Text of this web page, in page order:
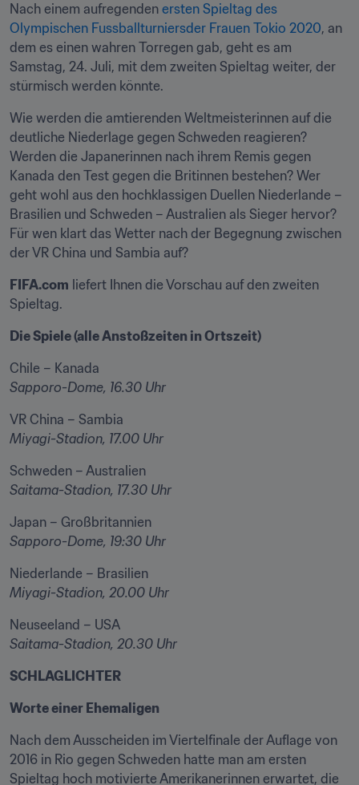
Nach einem aufregenden ersten Spieltag des
Olympischen Fussballturniersder Frauen Tokio 2020, an
dem es einen wahren Torregen gab, geht es am
Samstag, 24. Juli, mit dem zweiten Spieltag weiter, der
stürmisch werden könnte.
Wie werden die amtierenden Weltmeisterinnen auf die
deutliche Niederlage gegen Schweden reagieren?
Werden die Japanerinnen nach ihrem Remis gegen
Kanada den Test gegen die Britinnen bestehen? Wer
geht wohl aus den hochklassigen Duellen Niederlande –
Brasilien und Schweden – Australien als Sieger hervor?
Für wen klart das Wetter nach der Begegnung zwischen
der VR China und Sambia auf?
FIFA.com liefert Ihnen die Vorschau auf den zweiten
Spieltag.
Die Spiele (alle Anstoßzeiten in Ortszeit)
Chile – Kanada
Sapporo-Dome, 16.30 Uhr
Miyagi-Stadion, 17.00 Uhr
Saitama-Stadion, 17.30 Uhr
Sapporo-Dome, 19:30 Uhr
Miyagi-Stadion, 20.00 Uhr
Saitama-Stadion, 20.30 Uhr
SCHLAGLICHTER
Worte einer Ehemaligen
Nach dem Ausscheiden im Viertelfinale der Auflage von
2016 in Rio gegen Schweden hatte man am ersten
Spieltag hoch motivierte Amerikanerinnen erwartet, die